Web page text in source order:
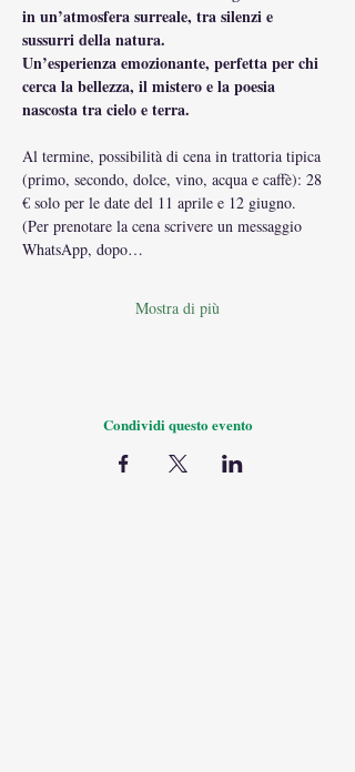
in un’atmosfera surreale, tra silenzi e
sussurri della natura.
Un’esperienza emozionante, perfetta per chi
cerca la bellezza, il mistero e la poesia
nascosta tra cielo e terra.
Al termine, possibilità di cena in trattoria tipica
(primo, secondo, dolce, vino, acqua e caffè): 28
€ solo per le date del 11 aprile e 12 giugno.
(Per prenotare la cena scrivere un messaggio
WhatsApp, dopo…
Mostra di più
Condividi questo evento